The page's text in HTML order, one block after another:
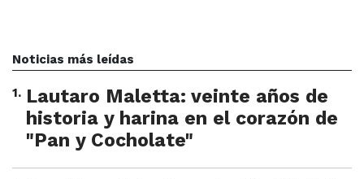
Noticias más leídas
1. Lautaro Maletta: veinte años de
historia y harina en el corazón de
"Pan y Cocholate"